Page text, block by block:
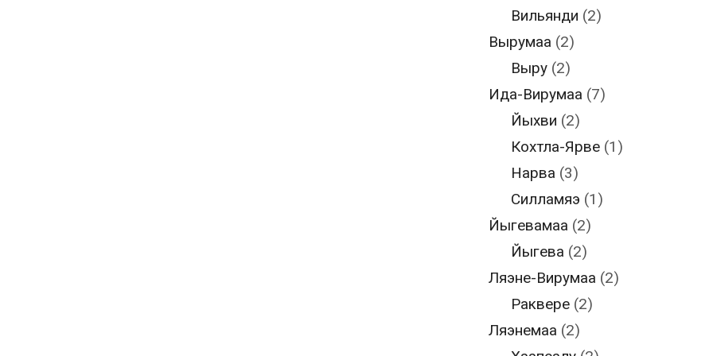
Вильянди (2)
Вырумаа (2)
Выру (2)
Ида-Вирумаа (7)
Йыхви (2)
Кохтла-Ярве (1)
Нарва (3)
Силламяэ (1)
Йыгевамаа (2)
Йыгева (2)
Ляэне-Вирумаа (2)
Раквере (2)
Ляэнемаа (2)